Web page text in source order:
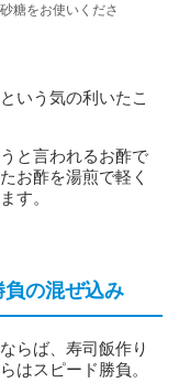
糖をお使いくださ
いう気の利いたこ
と言われるお酢で
お酢を湯煎で軽く
す。
の混ぜ込み
らば、寿司飯作り
はスピード勝負。